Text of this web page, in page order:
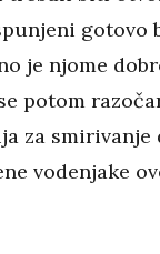
gotovo
je njome
potom
za smirivanje
vodenjake